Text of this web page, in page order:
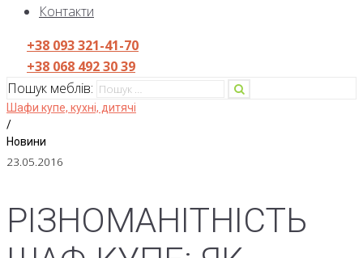
Контакти
+38 093 321-41-70
+38 068 492 30 39
Пошук меблів:
Шафи купе, кухні, дитячі
/
Новини
23.05.2016
РІЗНОМАНІТНІСТЬ